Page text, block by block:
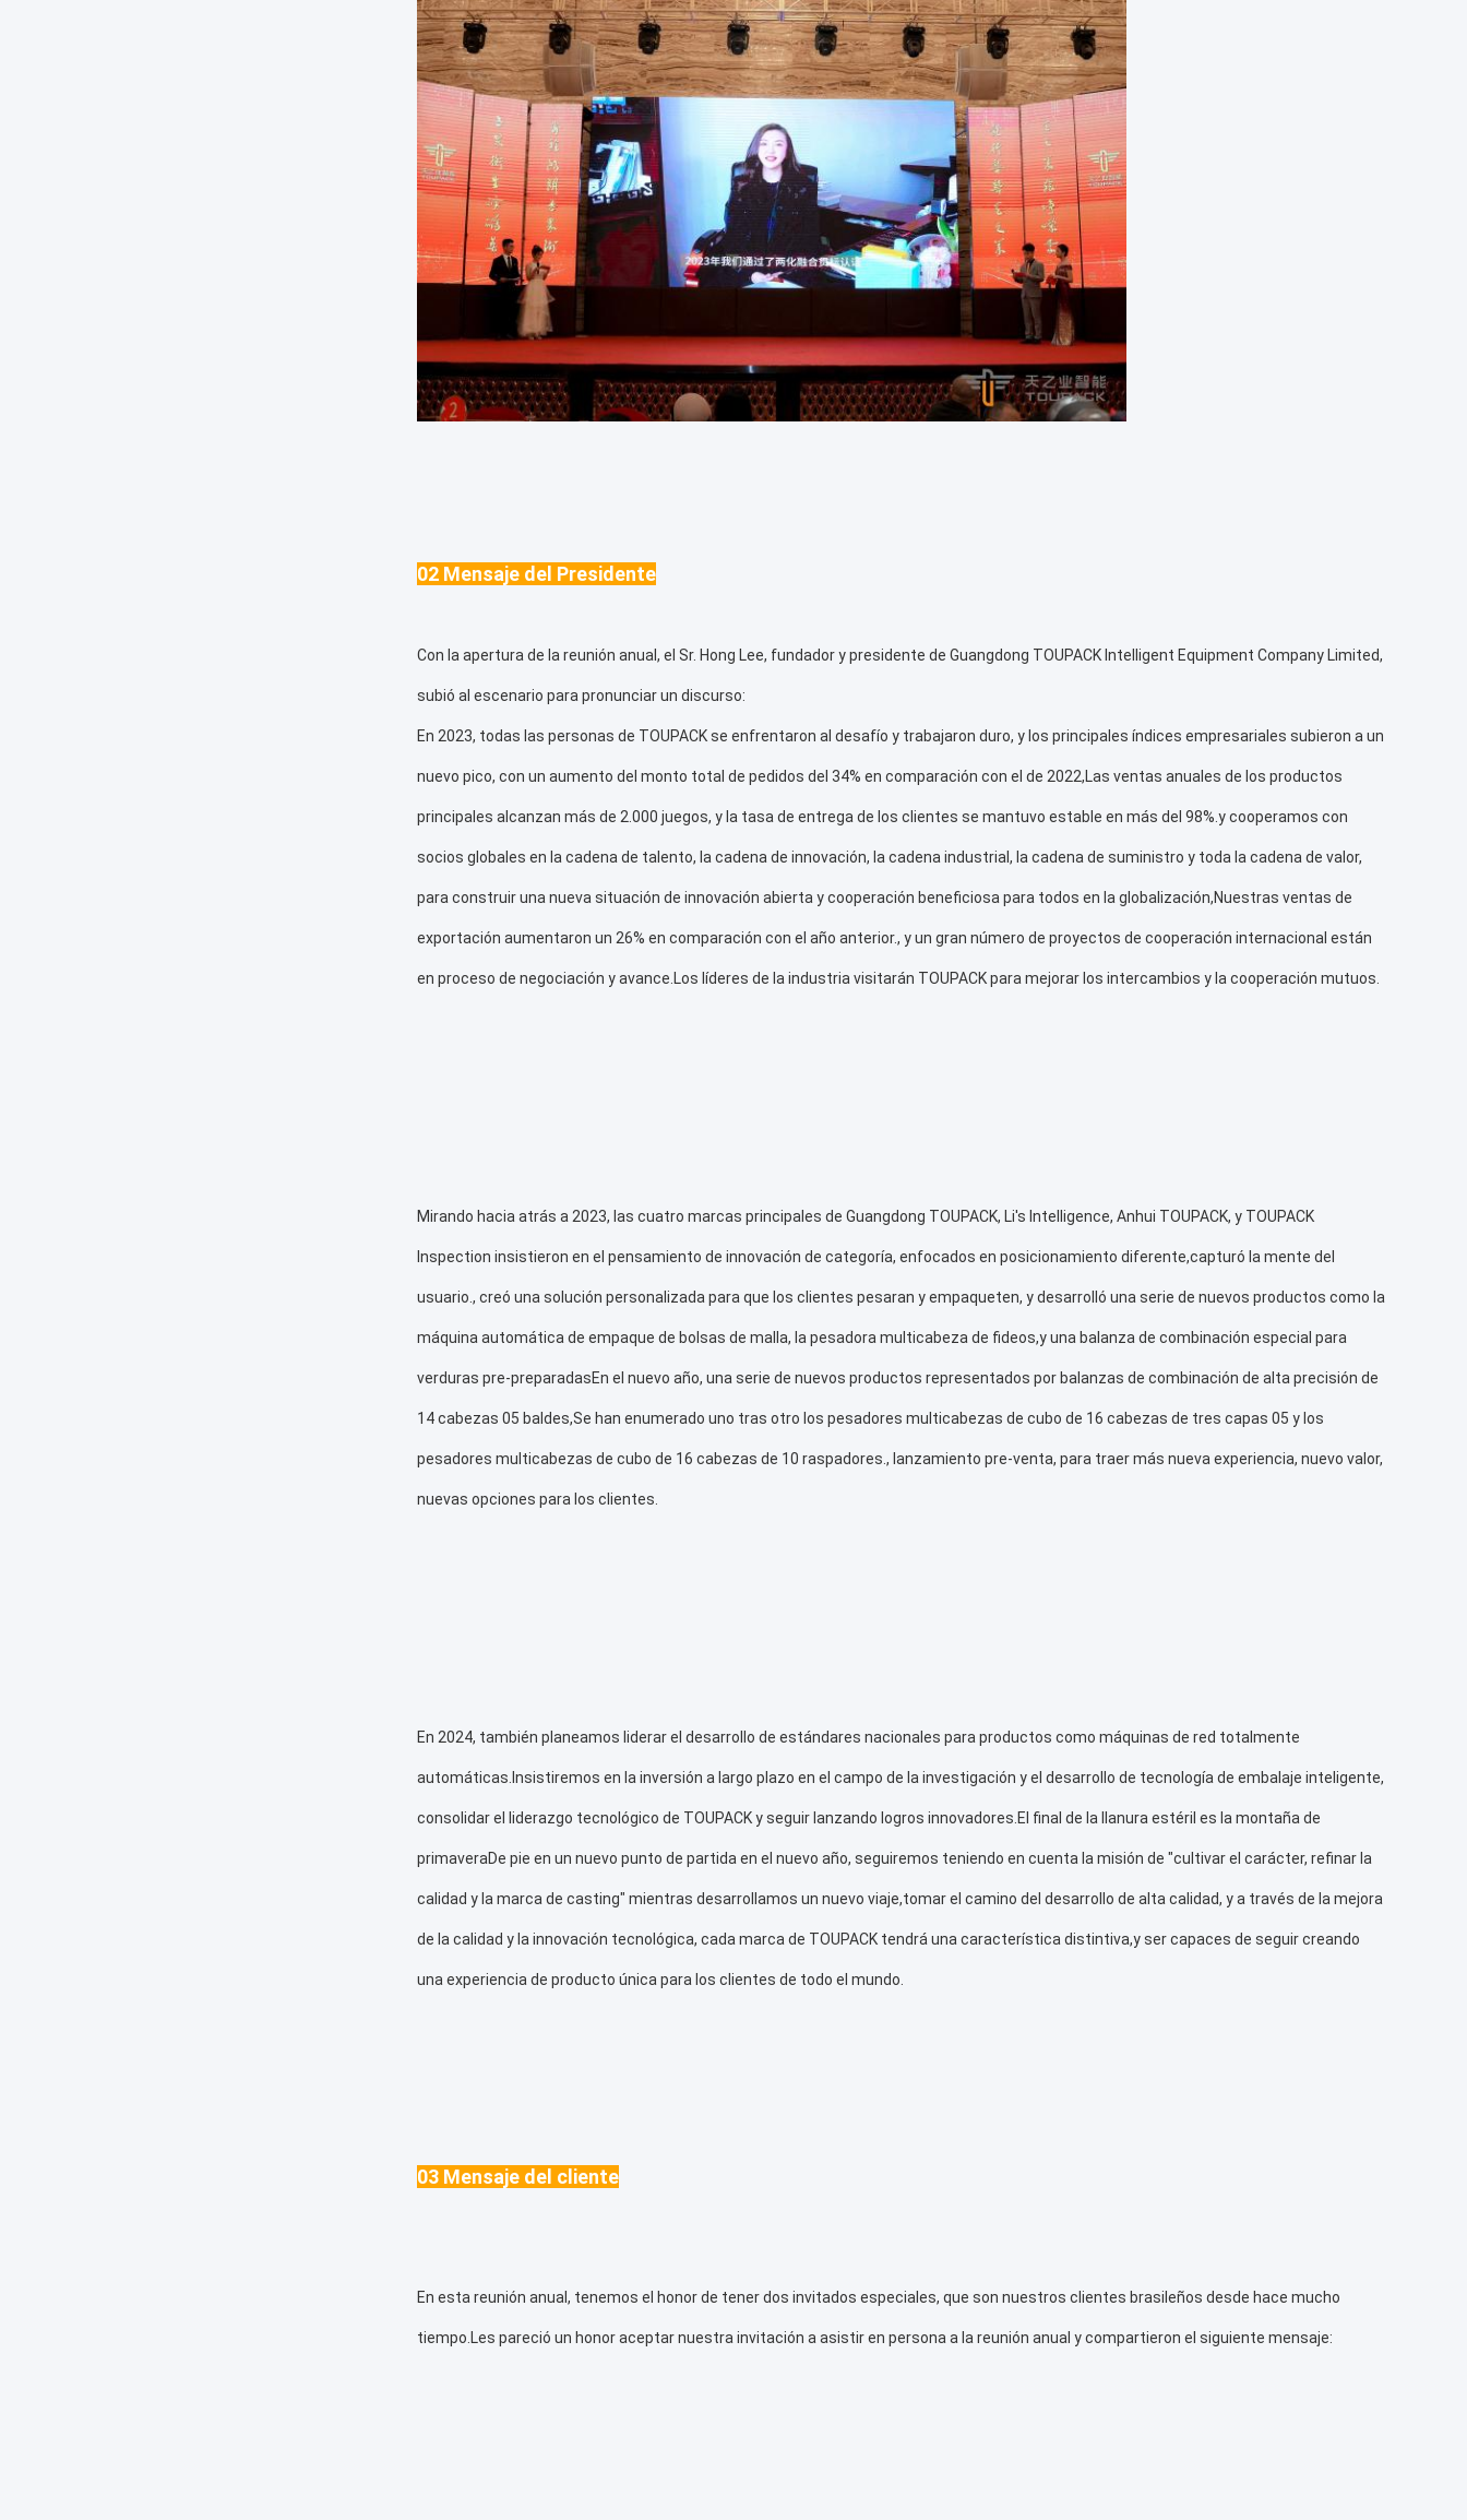
02 Mensaje del Presidente
Con la apertura de la reunión anual, el Sr. Hong Lee, fundador y presidente de Guangdong TOUPACK Intelligent Equipment Company Limited,
subió al escenario para pronunciar un discurso:
En 2023, todas las personas de TOUPACK se enfrentaron al desafío y trabajaron duro, y los principales índices empresariales subieron a un
nuevo pico, con un aumento del monto total de pedidos del 34% en comparación con el de 2022,Las ventas anuales de los productos
principales alcanzan más de 2.000 juegos, y la tasa de entrega de los clientes se mantuvo estable en más del 98%.y cooperamos con
socios globales en la cadena de talento, la cadena de innovación, la cadena industrial, la cadena de suministro y toda la cadena de valor,
para construir una nueva situación de innovación abierta y cooperación beneficiosa para todos en la globalización,Nuestras ventas de
exportación aumentaron un 26% en comparación con el año anterior., y un gran número de proyectos de cooperación internacional están
en proceso de negociación y avance.Los líderes de la industria visitarán TOUPACK para mejorar los intercambios y la cooperación mutuos.
usuario., creó una solución personalizada para que los clientes pesaran y empaqueten, y desarrolló una serie de nuevos productos como la
máquina automática de empaque de bolsas de malla, la pesadora multicabeza de fideos,y una balanza de combinación especial para
verduras pre-preparadasEn el nuevo año, una serie de nuevos productos representados por balanzas de combinación de alta precisión de
14 cabezas 05 baldes,Se han enumerado uno tras otro los pesadores multicabezas de cubo de 16 cabezas de tres capas 05 y los
pesadores multicabezas de cubo de 16 cabezas de 10 raspadores., lanzamiento pre-venta, para traer más nueva experiencia, nuevo valor,
nuevas opciones para los clientes.